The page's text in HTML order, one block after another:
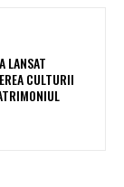
LANSAT
CULTURII